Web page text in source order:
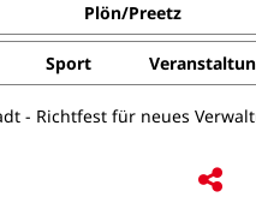
Plön/Preetz
Sport
- Richtfest für neues